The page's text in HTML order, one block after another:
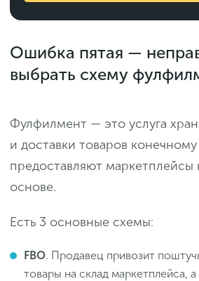
Ошибка пятая —
выбрать схему
Фулфилмент — это услуга
и доставки товаров
предоставляют маркетплейсы
основе.
Есть 3 основные схемы:
FBO. Продавец привозит
товары на склад маркетплейса,